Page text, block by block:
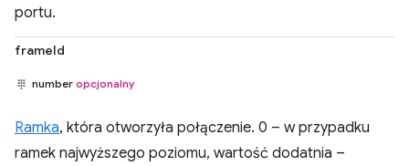
portu.
frameId
number opcjonalny
Ramka, która otworzyła połączenie. 0 – w przypadku
ramek najwyższego poziomu, wartość dodatnia –